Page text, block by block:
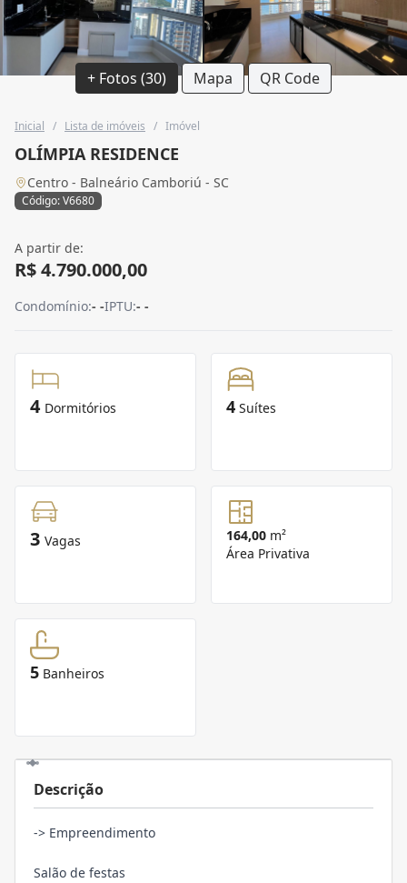
+ Fotos (30) Mapa QR Code
Inicial / Lista de imóveis / Imóvel
OLÍMPIA RESIDENCE
Centro - Balneário Camboriú - SC
Código: V6680
A partir de:
R$ 4.790.000,00
Condomínio:- -IPTU:- -
4 Dormitórios 4 Suítes
3 Vagas 164,00 m²
Área Privativa
5 Banheiros
Descrição
-> Empreendimento
Salão de festas